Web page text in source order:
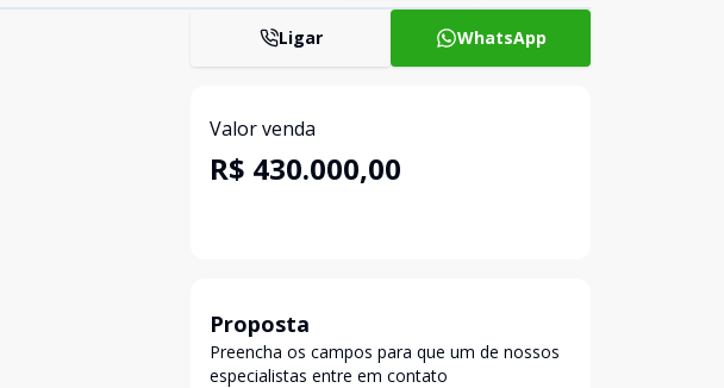
Ligar WhatsApp
Valor venda
R$ 430.000,00
Proposta
Preencha os campos para que um de nossos
especialistas entre em contato